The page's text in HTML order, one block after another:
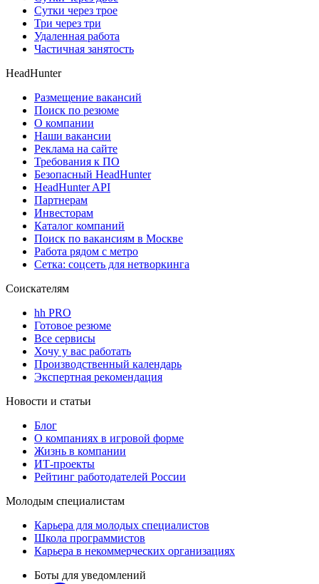
Сутки через трое
Три через три
Удаленная работа
Частичная занятость
HeadHunter
Размещение вакансий
Поиск по резюме
О компании
Наши вакансии
Реклама на сайте
Требования к ПО
Безопасный HeadHunter
HeadHunter API
Партнерам
Инвесторам
Каталог компаний
Поиск по вакансиям в Москве
Работа рядом с метро
Сетка: соцсеть для нетворкинга
Соискателям
hh PRO
Готовое резюме
Все сервисы
Хочу у вас работать
Производственный календарь
Экспертная рекомендация
Новости и статьи
Блог
О компаниях в игровой форме
Жизнь в компании
ИТ-проекты
Рейтинг работодателей России
Молодым специалистам
Карьера для молодых специалистов
Школа программистов
Карьера в некоммерческих организациях
Боты для уведомлений